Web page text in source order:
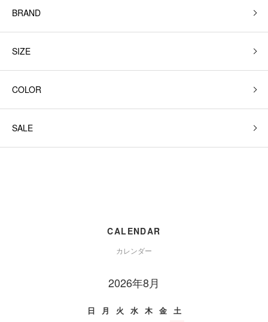
BRAND
SIZE
COLOR
SALE
CALENDAR
カレンダー
2026年8月
日 月 火 水 木 金
土